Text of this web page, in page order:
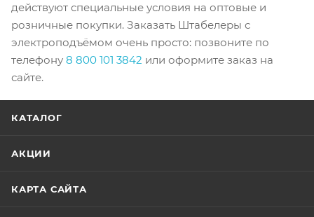
действуют специальные условия на оптовые и
розничные покупки. Заказать Штабелеры с
электроподъёмом очень просто: позвоните по
телефону 8 800 101 3842 или оформите заказ на
сайте.
КАТАЛОГ
АКЦИИ
КАРТА САЙТА